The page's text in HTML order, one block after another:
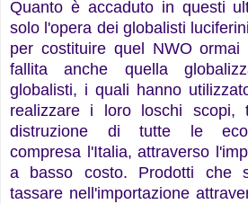
Quanto è accaduto in questi
solo l'opera dei globalisti
per costituire quel NWO ormai
fallita anche quella
globalisti, i quali hanno
realizzare i loro loschi scopi,
distruzione di tutte le
compresa l'Italia, attraverso
a basso costo. Prodotti che
tassare nell'importazione